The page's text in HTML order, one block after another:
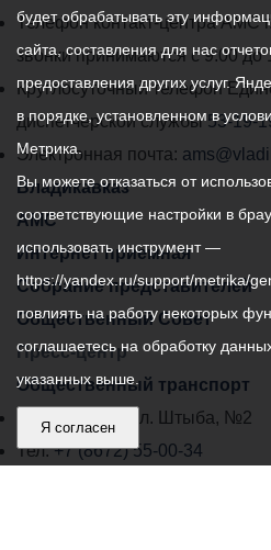
работы
администрации
местного
самоуправления
города
Владикавказ:
Телефон контакт-центра АМС
звонки принимаются с 9:00 до
Круглосуточный телефон
диспетчерской службы53-19-
Электронная почта:
Владикавказ
АМС
Интернет приемная
Собрание представителей
Общественный Совет
Пресс-центр
Общественный транспорт
Владикавказ, пл. Штыба, №2
Тел:+7 (8672) 55-00-34
будет обрабатывать эту
сайта, составления для нас
предоставления других услуг.
в порядке, установленном в
Метрика.
Вы можете отказаться от
соответствующие настройки в
использовать инструмент —
https://yandex.ru/support/metrika/
повлиять на работу некоторых
соглашаетесь на обработку
указанных выше.
Я согласен